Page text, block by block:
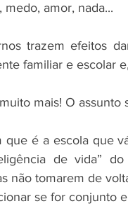
amor, nada...
trazem efeitos
familiar e escolar
mais! O assunto
que é a escola que
de vida”
se for conjunto